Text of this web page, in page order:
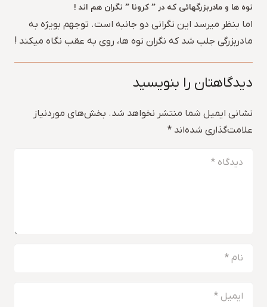
نوه ها و مادربزرگهائی که در ” کرونا ” نگران هم اند !
اما بنظر میرسد این نگرانی دو جانبه است. توجهم بویژه به
مادربزرگی جلب شد که نگران نوه ها، روی به عقب نگاه میکند !
دیدگاهتان را بنویسید
نشانی ایمیل شما منتشر نخواهد شد. بخش‌های موردنیاز
علامت‌گذاری شده‌اند *